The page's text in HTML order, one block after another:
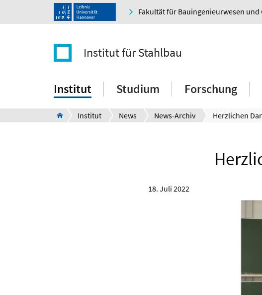
Fakultät für Bauingenieurwesen und
Institut für Stahlbau
Institut Studium Forschung
Institut News News-Archiv
18. Juli 2022